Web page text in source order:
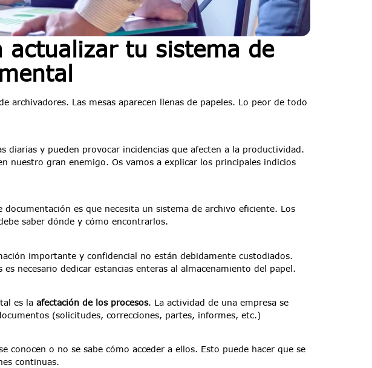
actualizar tu sistema de
archivadores. Las mesas aparecen llenas de papeles. Lo peor de todo
diarias y pueden provocar incidencias que afecten a la productividad.
nuestro gran enemigo. Os vamos a explicar los principales indicios
documentación es que necesita un sistema de archivo eficiente. Los
saber dónde y cómo encontrarlos.
importante y confidencial no están debidamente custodiados.
es necesario dedicar estancias enteras al almacenamiento del papel.
es la afectación de los procesos. La actividad de una empresa se
(solicitudes, correcciones, partes, informes, etc.)
conocen o no se sabe cómo acceder a ellos. Esto puede hacer que se
continuas.